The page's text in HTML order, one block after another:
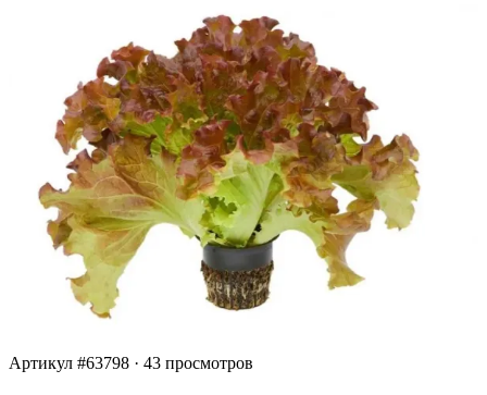
Артикул #63798 · 43 просмотров